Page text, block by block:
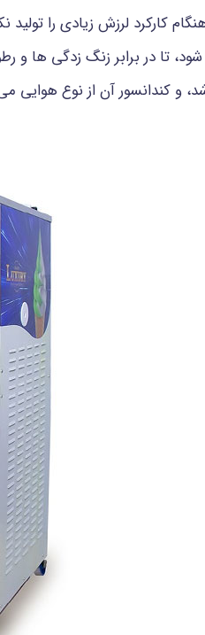
هنگام کارکرد لرزش زیادی را
تا در برابر زنگ زدگی ها
و کندانسور آن از نوع هوایی